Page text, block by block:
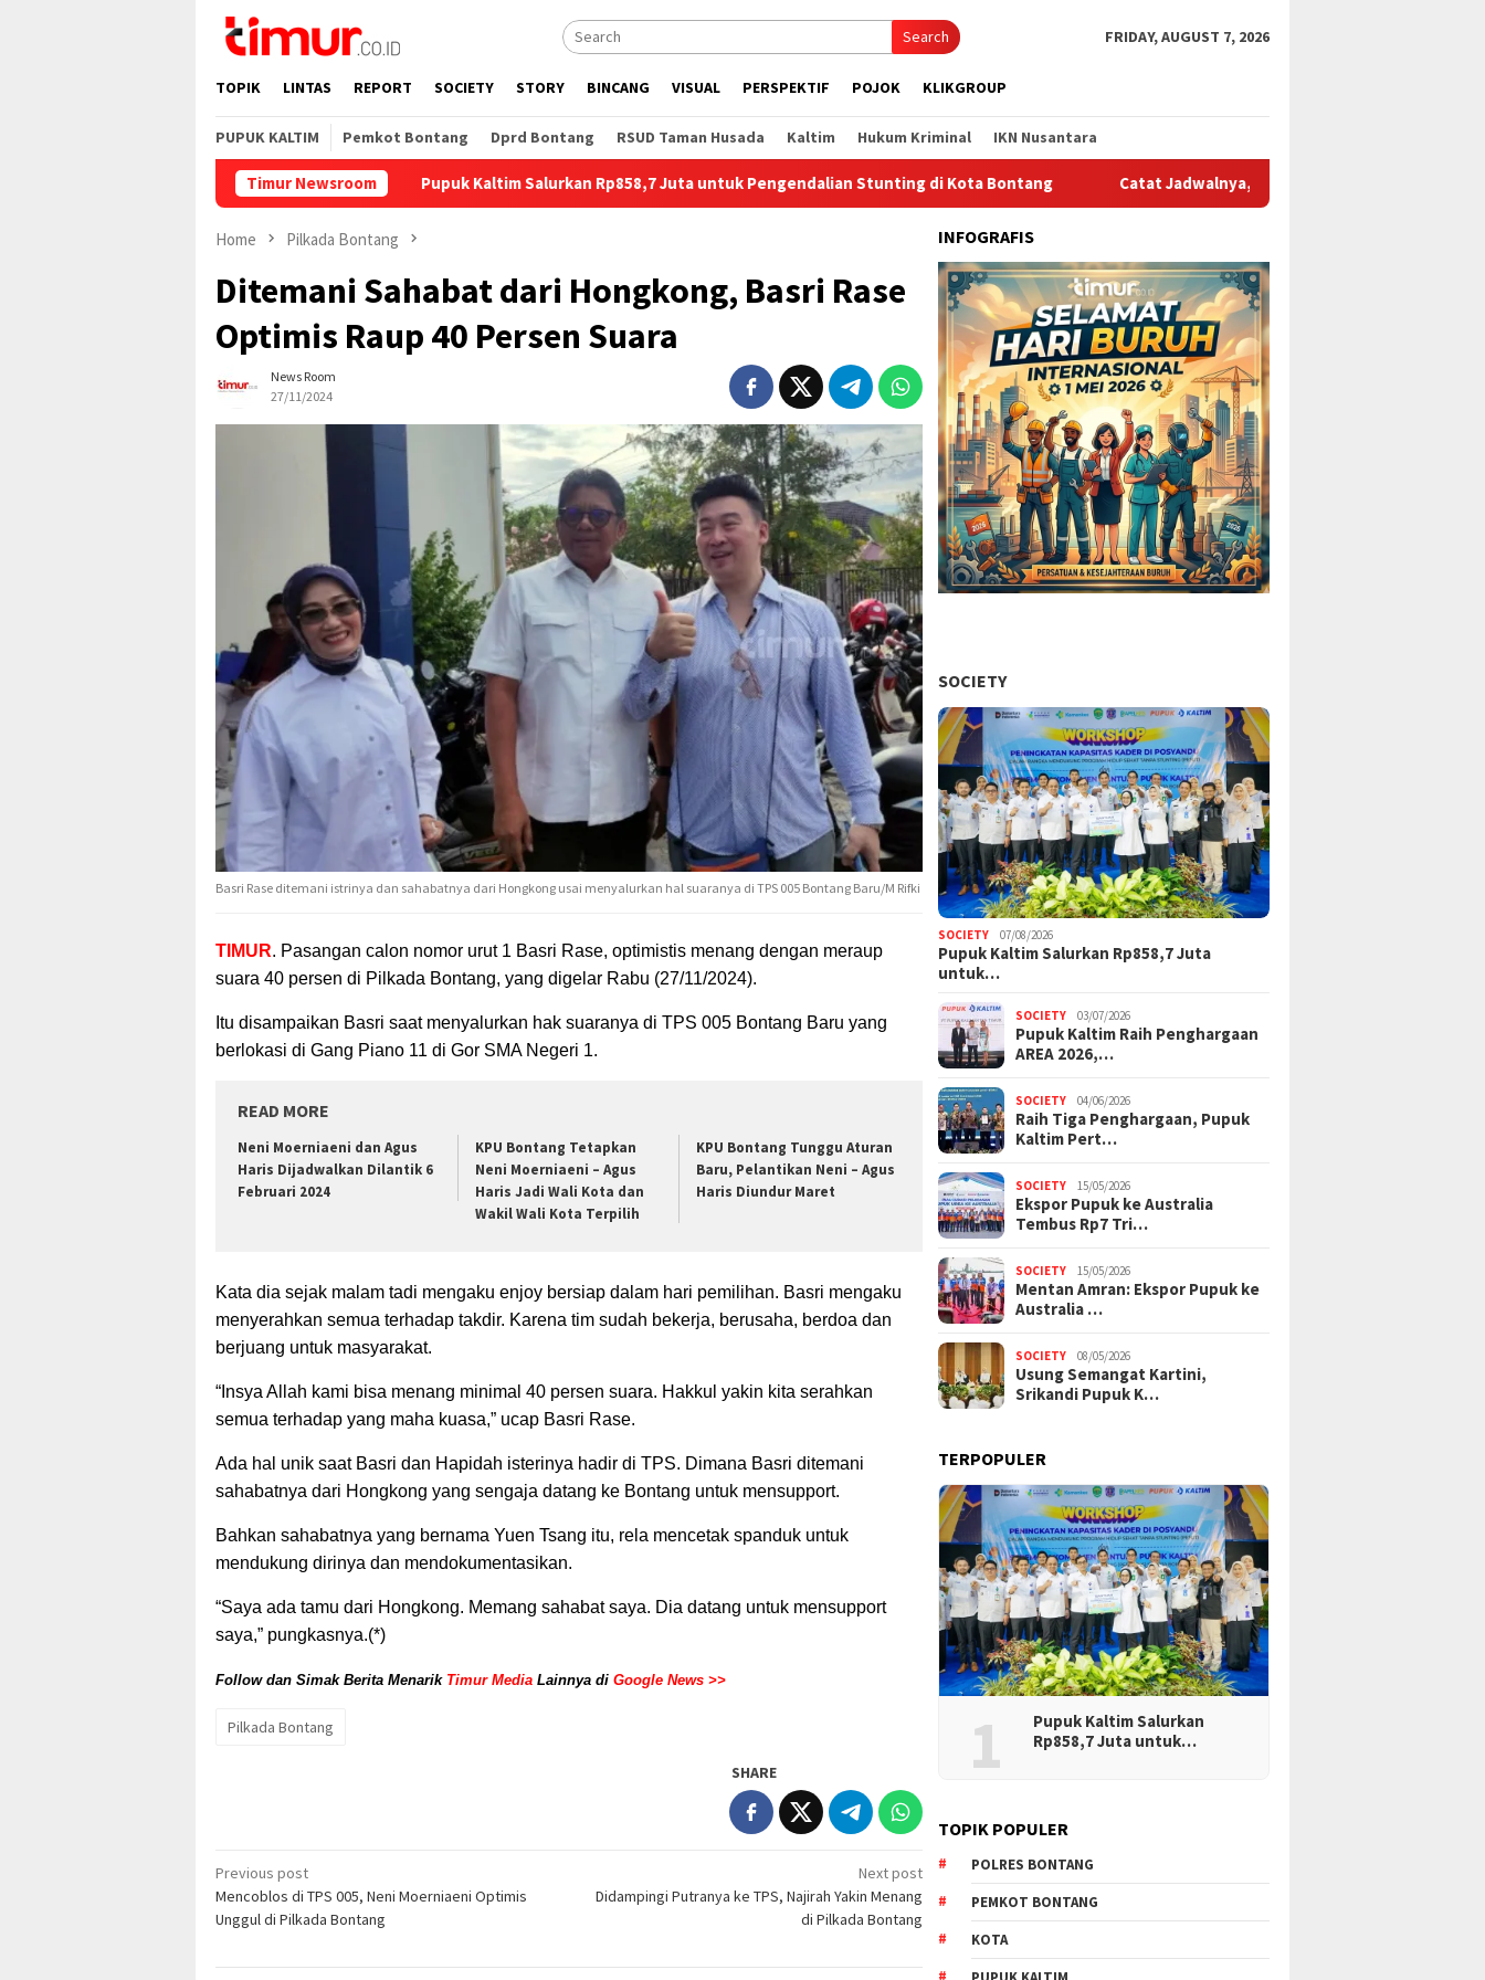
content
Search FRIDAY, AUGUST 7, 2026
TOPIK LINTAS REPORT SOCIETY STORY BINCANG VISUAL PERSPEKTIF POJOK KLIKGROUP
PUPUK KALTIM Pemkot Bontang Dprd Bontang RSUD Taman Husada Kaltim Hukum Kriminal IKN Nusantara
Timur NewsroomPupuk Kaltim Salurkan Rp858,7 Juta untuk Pengendalian Stunting di Kota Bontang Catat Jadwalnya, Ini Pelayaran Kapal dari Pelabuhan Loktuan
Home Pilkada Bontang
Ditemani Sahabat dari Hongkong, Basri Rase
Optimis Raup 40 Persen Suara
News Room
27/11/2024
Basri Rase ditemani istrinya dan sahabatnya dari Hongkong usai menyalurkan hal suaranya di TPS 005 Bontang Baru/M Rifki
TIMUR. Pasangan calon nomor urut 1 Basri Rase, optimistis menang dengan meraup
suara 40 persen di Pilkada Bontang, yang digelar Rabu (27/11/2024).
Itu disampaikan Basri saat menyalurkan hak suaranya di TPS 005 Bontang Baru yang
berlokasi di Gang Piano 11 di Gor SMA Negeri 1.
READ MORE
Neni Moerniaeni dan Agus
Haris Dijadwalkan Dilantik 6
Februari 2024
KPU Bontang Tetapkan
Neni Moerniaeni – Agus
Haris Jadi Wali Kota dan
Wakil Wali Kota Terpilih
KPU Bontang Tunggu Aturan
Baru, Pelantikan Neni – Agus
Haris Diundur Maret
Kata dia sejak malam tadi mengaku enjoy bersiap dalam hari pemilihan. Basri mengaku
menyerahkan semua terhadap takdir. Karena tim sudah bekerja, berusaha, berdoa dan
berjuang untuk masyarakat.
“Insya Allah kami bisa menang minimal 40 persen suara. Hakkul yakin kita serahkan
semua terhadap yang maha kuasa,” ucap Basri Rase.
Ada hal unik saat Basri dan Hapidah isterinya hadir di TPS. Dimana Basri ditemani
sahabatnya dari Hongkong yang sengaja datang ke Bontang untuk mensupport.
Bahkan sahabatnya yang bernama Yuen Tsang itu, rela mencetak spanduk untuk
mendukung dirinya dan mendokumentasikan.
“Saya ada tamu dari Hongkong. Memang sahabat saya. Dia datang untuk mensupport
saya,” pungkasnya.(*)
Follow dan Simak Berita Menarik Timur Media Lainnya di Google News >>
Pilkada Bontang
SHARE
Post
navigation
Previous post
Mencoblos di TPS 005, Neni Moerniaeni Optimis
Unggul di Pilkada Bontang
Next post
Didampingi Putranya ke TPS, Najirah Yakin Menang
di Pilkada Bontang
INFOGRAFIS
SOCIETY
SOCIETY 07/08/2026
Pupuk Kaltim Salurkan Rp858,7 Juta
untuk…
SOCIETY 03/07/2026
Pupuk Kaltim Raih Penghargaan
AREA 2026,…
SOCIETY 04/06/2026
Raih Tiga Penghargaan, Pupuk
Kaltim Pert…
SOCIETY 15/05/2026
Ekspor Pupuk ke Australia
Tembus Rp7 Tri…
SOCIETY 15/05/2026
Mentan Amran: Ekspor Pupuk ke
Australia …
SOCIETY 08/05/2026
Usung Semangat Kartini,
Srikandi Pupuk K…
TERPOPULER
1
Pupuk Kaltim Salurkan
Rp858,7 Juta untuk…
TOPIK POPULER
POLRES BONTANG
PEMKOT BONTANG
KOTA